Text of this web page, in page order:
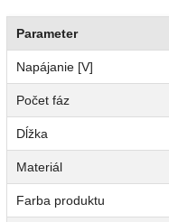
Parameter
Napájanie [V]
Počet fáz
Dĺžka
Materiál
Farba produktu